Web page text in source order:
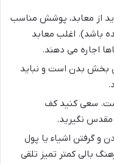
از معابد، پوشش مناسب
باشد). اغلب معابد
بخش بدن است و نباید
سعی کنید کف
مقدس نگیرید.
و گرفتن اشیاء یا پول
بالی کمتر تمیز تلقی